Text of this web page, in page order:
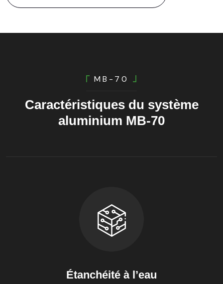
MB-70
Caractéristiques du système
aluminium MB-70
Étanchéité à l’eau